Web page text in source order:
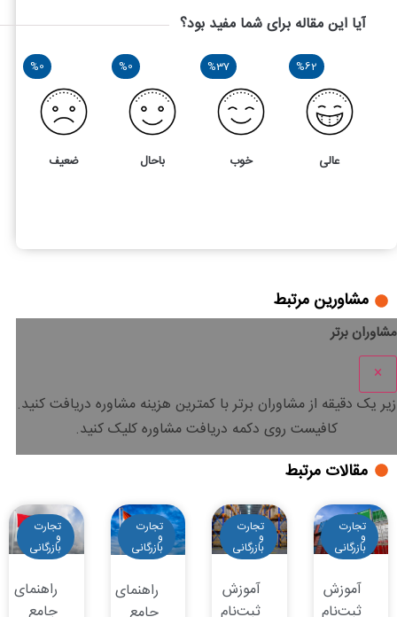
آیا این مقاله برای شما مفید بود؟
%62
عالی
%37
خوب
%0
باحال
%0
ضعیف
مشاورین مرتبط
مشاوران برتر
×
زیر یک دقیقه از مشاوران برتر باکمترین هزینه مشاوره دریافت کنید.
کافیست روی دکمه دریافت مشاوره کلیک کنید.
مقالات مرتبط
تجارت
و
بازرگانی
آموزش
تجارت
و
بازرگانی
آموزش
تجارت
و
بازرگانی
راهنمای
تجارت
و
بازرگانی
راهنمای